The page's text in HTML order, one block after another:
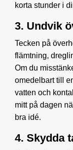
korta stunder i
3. Undvik
Tecken på
flämtning,
Om du
omedelbart till
vatten och
mitt på dagen
bra idé.
4. Skydda